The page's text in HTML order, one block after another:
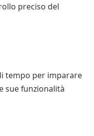
preciso del
tempo per imparare
sue funzionalità